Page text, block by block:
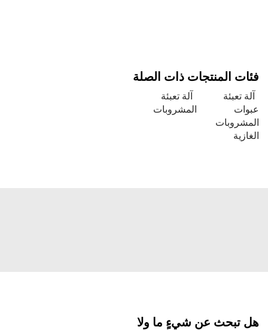
المنتجات ذات الصلة
آلة تعبئة
المشروبات
عن شيءٍ ما ولا